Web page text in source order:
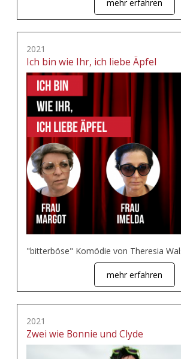
mehr erfahren
2021
Ich bin wie Ihr, ich liebe Äpfel
"bitterböse" Komödie von Theresia
mehr erfahren
2021
Zwei wie Bonnie und Clyde